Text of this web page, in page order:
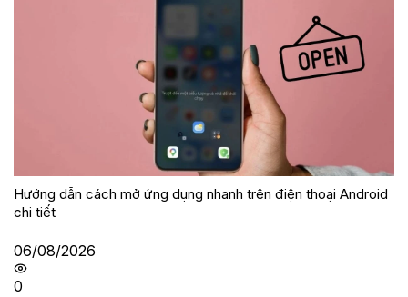
Hướng dẫn cách mở ứng dụng nhanh trên điện thoại Android
chi tiết
06/08/2026
0